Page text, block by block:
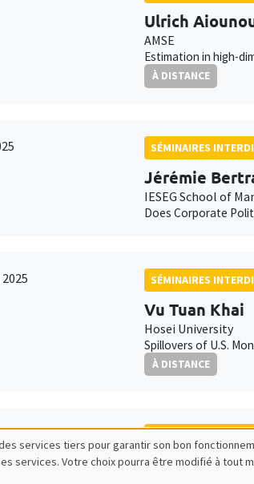
Ulrich
AMSE
Estimation in high-
À DISTANCE
SÉMINAIRES
Jérémie
IESEG School of
Does Corporate
SÉMINAIRES
Vu Tuan Khai
Hosei University
Spillovers of U.S.
À DISTANCE
Gilles
services tiers pour garantir son bon
services. Votre choix pourra être modifié à tout